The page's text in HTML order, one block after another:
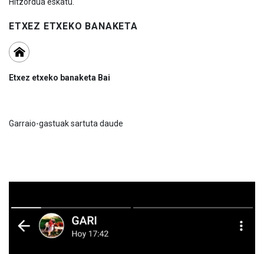
ETXEZ ETXEKO BANAKETA
Etxez etxeko banaketa Bai
Garraio-gastuak sartuta daude